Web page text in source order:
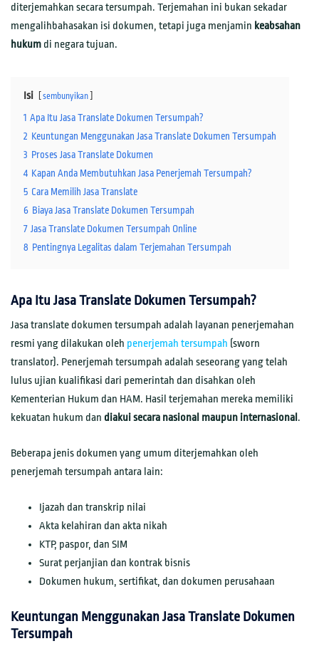
diterjemahkan secara tersumpah. Terjemahan ini bukan sekadar
mengalihbahasakan isi dokumen, tetapi juga menjamin keabsahan
hukum di negara tujuan.
Isi sembunyikan
1 Apa Itu Jasa Translate Dokumen Tersumpah?
2 Keuntungan Menggunakan Jasa Translate Dokumen Tersumpah
3 Proses Jasa Translate Dokumen
4 Kapan Anda Membutuhkan Jasa Penerjemah Tersumpah?
5 Cara Memilih Jasa Translate
6 Biaya Jasa Translate Dokumen Tersumpah
7 Jasa Translate Dokumen Tersumpah Online
8 Pentingnya Legalitas dalam Terjemahan Tersumpah
Apa Itu Jasa Translate Dokumen Tersumpah?
Jasa translate dokumen tersumpah adalah layanan penerjemahan
resmi yang dilakukan oleh penerjemah tersumpah (sworn
translator). Penerjemah tersumpah adalah seseorang yang telah
lulus ujian kualifikasi dari pemerintah dan disahkan oleh
Kementerian Hukum dan HAM. Hasil terjemahan mereka memiliki
kekuatan hukum dan diakui secara nasional maupun internasional .
Beberapa jenis dokumen yang umum diterjemahkan oleh
penerjemah tersumpah antara lain:
Ijazah dan transkrip nilai
Akta kelahiran dan akta nikah
KTP, paspor, dan SIM
Surat perjanjian dan kontrak bisnis
Dokumen hukum, sertifikat, dan dokumen perusahaan
Keuntungan Menggunakan Jasa Translate Dokumen
Tersumpah